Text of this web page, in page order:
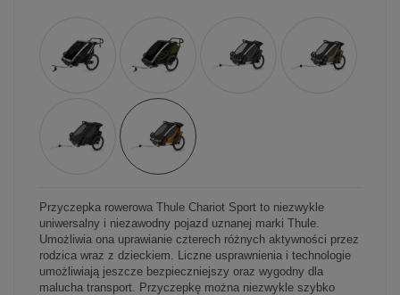
Przyczepka rowerowa Thule Chariot Sport to niezwykle
uniwersalny i niezawodny pojazd uznanej marki Thule.
Umożliwia ona uprawianie czterech różnych aktywności przez
rodzica wraz z dzieckiem. Liczne usprawnienia i technologie
umożliwiają jeszcze bezpieczniejszy oraz wygodny dla
malucha transport. Przyczepkę można niezwykle szybko